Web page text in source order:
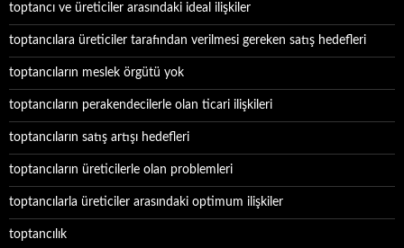
toptancı ve üreticiler arasındaki ideal ilişkiler
toptancılara üreticiler tarafından verilmesi gereken satış hedefleri
toptancıların meslek örgütü yok
toptancıların perakendecilerle olan ticari ilişkileri
toptancıların satış artışı hedefleri
toptancıların üreticilerle olan problemleri
toptancılarla üreticiler arasındaki optimum ilişkiler
toptancılık